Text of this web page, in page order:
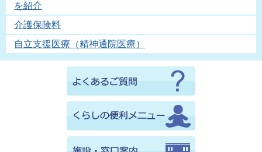
を紹介
介護保険料
自立支援医療（精神通院医療）